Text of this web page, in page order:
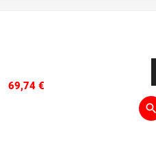
69,74 €Prezzo
